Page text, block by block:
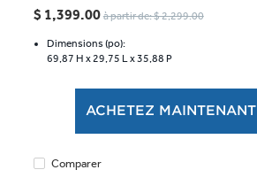
étoile(s)
5.
1147
$ 1,399.00 à partir de: $ 2,299.00
Dimensions (po):
69,87 H x29,75 L x35,88 P
ACHETEZ MAINTENANT
Comparer